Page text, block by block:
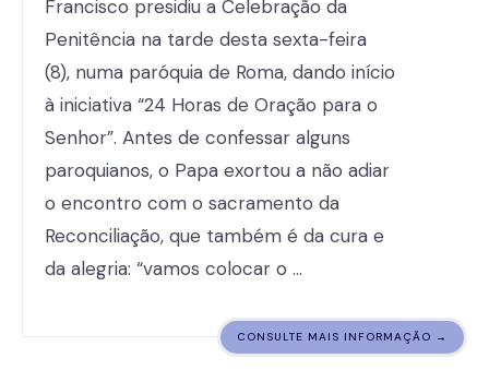
Francisco presidiu a Celebração da
Penitência na tarde desta sexta-feira
(8), numa paróquia de Roma, dando início
à iniciativa “24 Horas de Oração para o
Senhor”. Antes de confessar alguns
paroquianos, o Papa exortou a não adiar
o encontro com o sacramento da
Reconciliação, que também é da cura e
da alegria: “vamos colocar o …
CONSULTE MAIS INFORMAÇÃO →